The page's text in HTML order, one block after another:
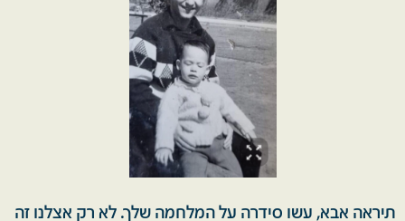
תיראה אבא, עשו סידרה על המלחמה שלך. לא רק אצלנו זה